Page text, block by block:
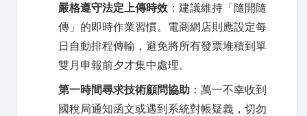
嚴格遵守法定上傳時效 ：建議維持「隨開隨
傳」的即時作業習慣。電商網店則應設定每
日自動排程傳輸，避免將所有發票堆積到單
雙月申報前夕才集中處理。
第一時間尋求技術顧問協助 ：萬一不幸收到
國稅局通知函文或遇到系統對帳疑義，切勿